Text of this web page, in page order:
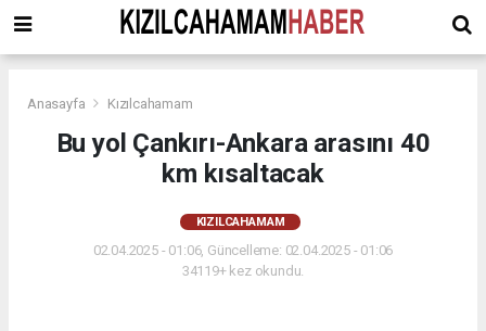
Anasayfa Kızılcahamam
Bu yol Çankırı-Ankara arasını 40
km kısaltacak
KIZILCAHAMAM
02.04.2025 - 01:06, Güncelleme: 02.04.2025 - 01:06
34119+ kez okundu.